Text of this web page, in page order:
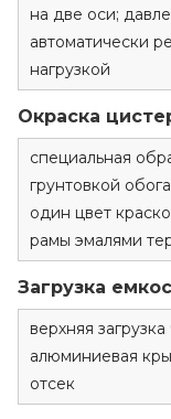
на две оси;
автоматически
нагрузкой
Окраска
специальная
грунтовкой
один цвет
рамы эмалями
Загрузка
верхняя
алюминиевая
отсек